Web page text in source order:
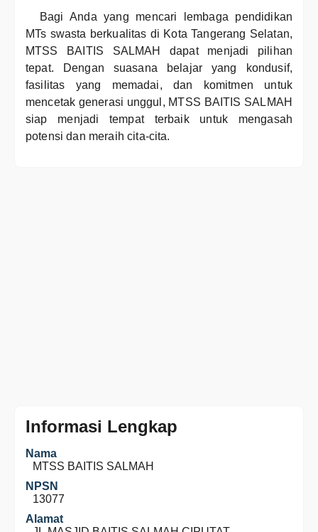
Bagi Anda yang mencari lembaga pendidikan
MTs swasta berkualitas di Kota Tangerang Selatan,
MTSS BAITIS SALMAH dapat menjadi pilihan
tepat. Dengan suasana belajar yang kondusif,
fasilitas yang memadai, dan komitmen untuk
mencetak generasi unggul, MTSS BAITIS SALMAH
siap menjadi tempat terbaik untuk mengasah
potensi dan meraih cita-cita.
Informasi Lengkap
Nama
MTSS BAITIS SALMAH
NPSN
13077
Alamat